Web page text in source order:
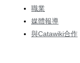
職業
媒體報導
與Catawiki合作